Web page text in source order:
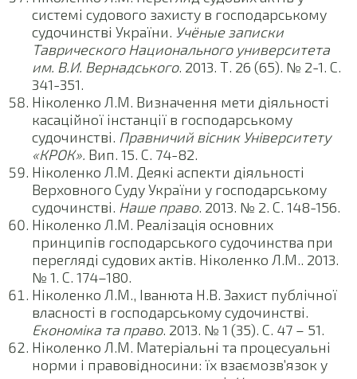
системі судового захисту в господарському
судочинстві України. Учёные записки
Таврического Национального университета
им. В.И. Вернадського. 2013. Т. 26 (65). № 2-1. С.
341-351.
Ніколенко Л.М. Визначення мети діяльності
касаційної інстанції в господарському
судочинстві. Правничий вісник Університету
«КРОК». Вип. 15. С. 74-82.
Ніколенко Л.М. Деякі аспекти діяльності
Верховного Суду України у господарському
судочинстві. Наше право. 2013. № 2. С. 148-156.
Ніколенко Л.М. Реалізація основних
принципів господарського судочинства при
перегляді судових актів. Ніколенко Л.М.. 2013.
№ 1. С. 174–180.
Ніколенко Л.М., Іванюта Н.В. Захист публічної
власності в господарському судочинстві.
Економіка та право. 2013. № 1 (35). С. 47 – 51.
Ніколенко Л.М. Матеріальні та процесуальні
норми і правовідносини: їх взаємозв’язок у